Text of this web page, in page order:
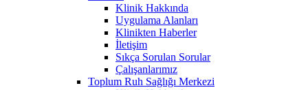
Klinik Hakkında
Uygulama Alanları
Klinikten Haberler
İletişim
Sıkça Sorulan Sorular
Çalışanlarımız
Toplum Ruh Sağlığı Merkezi